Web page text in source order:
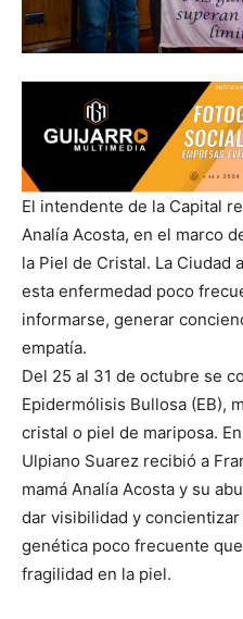
El intendente de la Capital
Analía Acosta, en el marco
la Piel de Cristal. La Ciudad
esta enfermedad poco
informarse, generar
empatía.
Del 25 al 31 de octubre se
Epidermólisis Bullosa (EB),
cristal o piel de mariposa.
Ulpiano Suarez recibió a
mamá Analía Acosta y su
dar visibilidad y
genética poco frecuente
fragilidad en la piel.